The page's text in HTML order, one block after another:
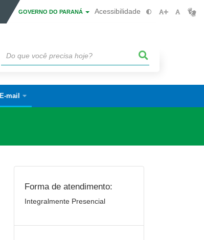
GOVERNO DO PARANÁ Acessibilidade
E-mail
Forma de atendimento:
Integralmente Presencial